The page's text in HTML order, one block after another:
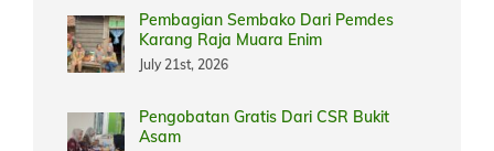
Pembagian Sembako Dari Pemdes
Karang Raja Muara Enim
July 21st, 2026
Pengobatan Gratis Dari CSR Bukit
Asam